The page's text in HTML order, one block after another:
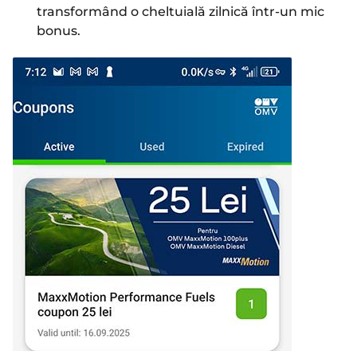
transformând o cheltuială zilnică într-un mic
bonus.